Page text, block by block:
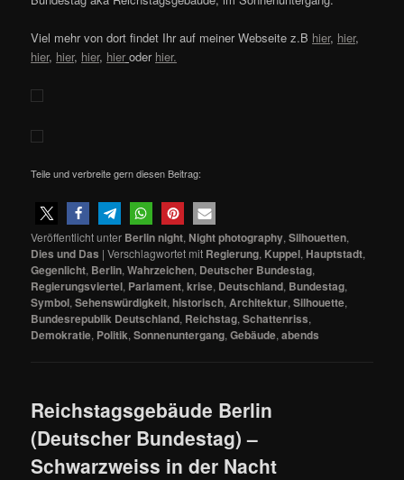
Viel mehr von dort findet Ihr auf meiner Webseite z.B hier, hier,
hier, hier, hier, hier oder hier.
Teile und verbreite gern diesen Beitrag:
Veröffentlicht unter Berlin night, Night photography,Silhouetten,
Dies und Das |Verschlagwortet mit Regierung, Kuppel, Hauptstadt,
Gegenlicht, Berlin,Wahrzeichen, Deutscher Bundestag,
Regierungsviertel, Parlament,krise, Deutschland, Bundestag,
Symbol,Sehenswürdigkeit,historisch, Architektur,Silhouette,
Bundesrepublik Deutschland, Reichstag,Schattenriss,
Demokratie, Politik,Sonnenuntergang,Gebäude,abends
Reichstagsgebäude Berlin
(Deutscher Bundestag) –
Schwarzweiss in der Nacht